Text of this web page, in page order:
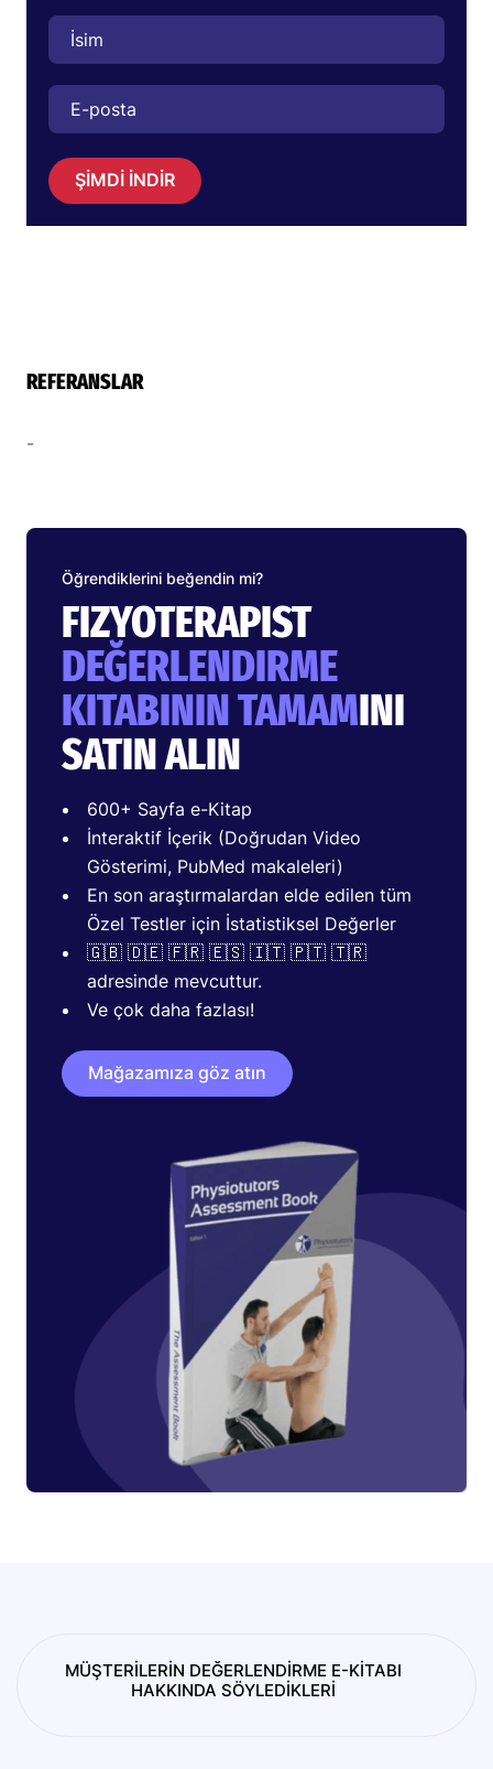
ŞİMDİ İNDİR
REFERANSLAR
-
Öğrendiklerini beğendin mi?
FIZYOTERAPIST
DEĞERLENDIRME
KITABININ TAMAMINI
SATIN ALIN
600+ Sayfa e-Kitap
İnteraktif İçerik (Doğrudan Video
Gösterimi, PubMed makaleleri)
En son araştırmalardan elde edilen tüm
Özel Testler için İstatistiksel Değerler
🇬🇧 🇩🇪 🇫🇷 🇪🇸 🇮🇹 🇵🇹 🇹🇷
adresinde mevcuttur.
Ve çok daha fazlası!
Mağazamıza göz atın
MÜŞTERİLERİN DEĞERLENDİRME E-KİTABI
HAKKINDA SÖYLEDİKLERİ